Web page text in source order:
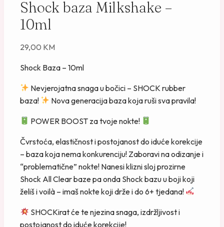
Shock baza Milkshake –
10ml
29,00 KM
Shock Baza – 10ml
Nevjerojatna snaga u bočici – SHOCK rubber
baza!
Nova generacija baza koja ruši sva pravila!
POWER BOOST za tvoje nokte!
Čvrstoća, elastičnost i postojanost do iduće korekcije
– baza koja nema konkurenciju! Zaboravi na odizanje i
“problematične” nokte! Nanesi klizni sloj prozirne
Shock All Clear baze pa onda Shock bazu u boji koji
želiš i voilà – imaš nokte koji drže i do 6+ tjedana!
SHOCKirat će te njezina snaga, izdržljivost i
postojanost do iduće korekcije!